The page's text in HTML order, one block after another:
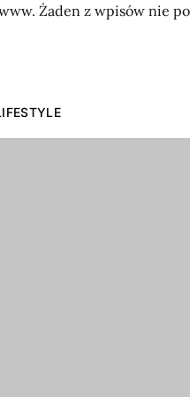
Żaden z wpisów nie